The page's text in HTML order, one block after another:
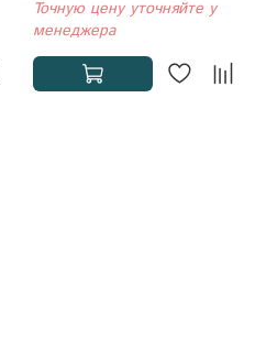
Точную цену уточняйте у
менеджера